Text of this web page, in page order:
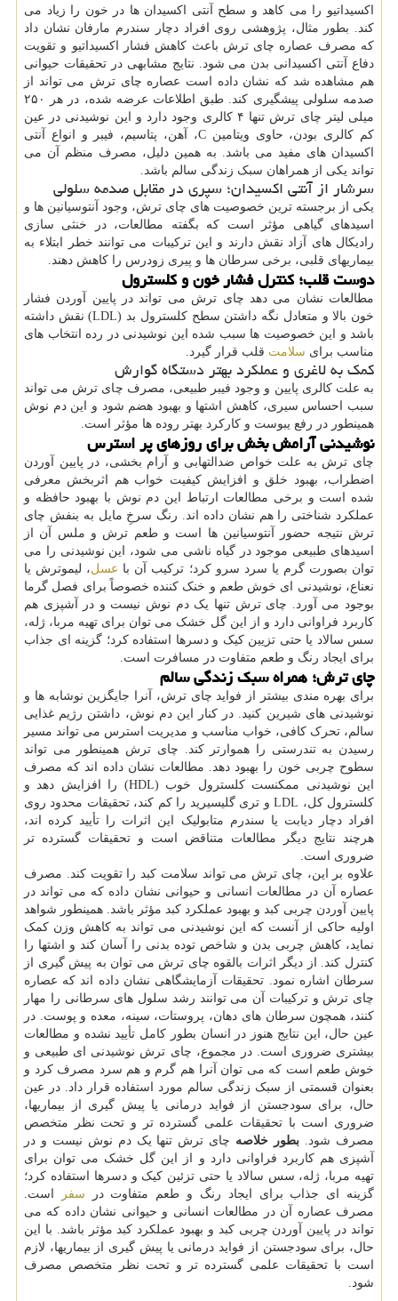
اکسیداتیو را می کاهد و سطح آنتی اکسیدان ها در خون را زیاد می
کند. بطور مثال، پژوهشی روی افراد دچار سندرم مارفان نشان داد
که مصرف عصاره چای ترش باعث کاهش فشار اکسیداتیو و تقویت
دفاع آنتی اکسیدانی بدن می شود. نتایج مشابهی در تحقیقات حیوانی
هم مشاهده شد که نشان داده است عصاره چای ترش می تواند از
صدمه سلولی پیشگیری کند. طبق اطلاعات عرضه شده، در هر ۲۵۰
میلی لیتر چای ترش تنها ۴ کالری وجود دارد و این نوشیدنی در عین
کم کالری بودن، حاوی ویتامین C، آهن، پتاسیم، فیبر و انواع آنتی
اکسیدان های مفید می باشد. به همین دلیل، مصرف منظم آن می
تواند یکی از همراهان سبک زندگی سالم باشد.
سرشار از آنتی اکسیدان؛ سپری در مقابل صدمه سلولی
یکی از برجسته ترین خصوصیت های چای ترش، وجود آنتوسیانین ها و
اسیدهای گیاهی مؤثر است که بگفته مطالعات، در خنثی سازی
رادیکال های آزاد نقش دارند و این ترکیبات می توانند خطر ابتلاء به
بیماریهای قلبی، برخی سرطان ها و پیری زودرس را کاهش دهند.
دوست قلب؛ کنترل فشار خون و کلسترول
مطالعات نشان می دهد چای ترش می تواند در پایین آوردن فشار
خون بالا و متعادل نگه داشتن سطح کلسترول بد (LDL) نقش داشته
باشد و این خصوصیت ها سبب شده این نوشیدنی در رده انتخاب های
مناسب برای سلامت قلب قرار گیرد.
کمک به لاغری و عملکرد بهتر دستگاه گوارش
به علت کالری پایین و وجود فیبر طبیعی، مصرف چای ترش می تواند
سبب احساس سیری، کاهش اشتها و بهبود هضم شود و این دم نوش
همینطور در رفع یبوست و کارکرد بهتر روده ها مؤثر است.
نوشیدنی آرامش بخش برای روزهای پر استرس
چای ترش به علت خواص ضدالتهابی و آرام بخشی، در پایین آوردن
اضطراب، بهبود خلق و افزایش کیفیت خواب هم اثربخش معرفی
شده است و برخی مطالعات ارتباط این دم نوش با بهبود حافظه و
عملکرد شناختی را هم نشان داده اند. رنگ سرخِ مایل به بنفش چای
ترش نتیجه حضور آنتوسیانین ها است و طعم ترش و ملس آن از
اسیدهای طبیعی موجود در گیاه ناشی می شود، این نوشیدنی را می
توان بصورت گرم یا سرد سرو کرد؛ ترکیب آن با عسل، لیموترش یا
نعناع، نوشیدنی ای خوش طعم و خنک کننده خصوصاً برای فصل گرما
بوجود می آورد. چای ترش تنها یک دم نوش نیست و در آشپزی هم
کاربرد فراوانی دارد و از این گل خشک می توان برای تهیه مربا، ژله،
سس سالاد یا حتی تزیین کیک و دسرها استفاده کرد؛ گزینه ای جذاب
برای ایجاد رنگ و طعم متفاوت در مسافرت است.
چای ترش؛ همراه سبک زندگی سالم
برای بهره مندی بیشتر از فواید چای ترش، آنرا جایگزین نوشابه ها و
نوشیدنی های شیرین کنید. در کنار این دم نوش، داشتن رژیم غذایی
سالم، تحرک کافی، خواب مناسب و مدیریت استرس می تواند مسیر
رسیدن به تندرستی را هموارتر کند. چای ترش همینطور می تواند
سطوح چربی خون را بهبود دهد. مطالعات نشان داده اند که مصرف
این نوشیدنی ممکنست کلسترول خوب (HDL) را افزایش دهد و
کلسترول کل، LDL و تری گلیسیرید را کم کند، تحقیقات محدود روی
افراد دچار دیابت یا سندرم متابولیک این اثرات را تأیید کرده اند،
هرچند نتایج دیگر مطالعات متناقض است و تحقیقات گسترده تر
ضروری است.
علاوه بر این، چای ترش می تواند سلامت کبد را تقویت کند. مصرف
عصاره آن در مطالعات انسانی و حیوانی نشان داده که می تواند در
پایین آوردن چربی کبد و بهبود عملکرد کبد مؤثر باشد. همینطور شواهد
اولیه حاکی از آنست که این نوشیدنی می تواند به کاهش وزن کمک
نماید، کاهش چربی بدن و شاخص توده بدنی را آسان کند و اشتها را
کنترل کند. از دیگر اثرات بالقوه چای ترش می توان به پیش گیری از
سرطان اشاره نمود. تحقیقات آزمایشگاهی نشان داده اند که عصاره
چای ترش و ترکیبات آن می توانند رشد سلول های سرطانی را مهار
کنند، همچون سرطان های دهان، پروستات، سینه، معده و پوست. در
عین حال، این نتایج هنوز در انسان بطور کامل تأیید نشده و مطالعات
بیشتری ضروری است. در مجموع، چای ترش نوشیدنی ای طبیعی و
خوش طعم است که می توان آنرا هم گرم و هم سرد مصرف کرد و
بعنوان قسمتی از سبک زندگی سالم مورد استفاده قرار داد. در عین
حال، برای سودجستن از فواید درمانی یا پیش گیری از بیماریها،
ضروری است با تحقیقات علمی گسترده تر و تحت نظر متخصص
مصرف شود. بطور خلاصه چای ترش تنها یک دم نوش نیست و در
آشپزی هم کاربرد فراوانی دارد و از این گل خشک می توان برای
تهیه مربا، ژله، سس سالاد یا حتی تزئین کیک و دسرها استفاده کرد؛
گزینه ای جذاب برای ایجاد رنگ و طعم متفاوت در سفر
است.
مصرف عصاره آن در مطالعات انسانی و حیوانی نشان داده که می
تواند در پایین آوردن چربی کبد و بهبود عملکرد کبد مؤثر باشد. با این
حال، برای سودجستن از فواید درمانی یا پیش گیری از بیماریها، لازم
است با تحقیقات علمی گسترده تر و تحت نظر متخصص مصرف
شود.